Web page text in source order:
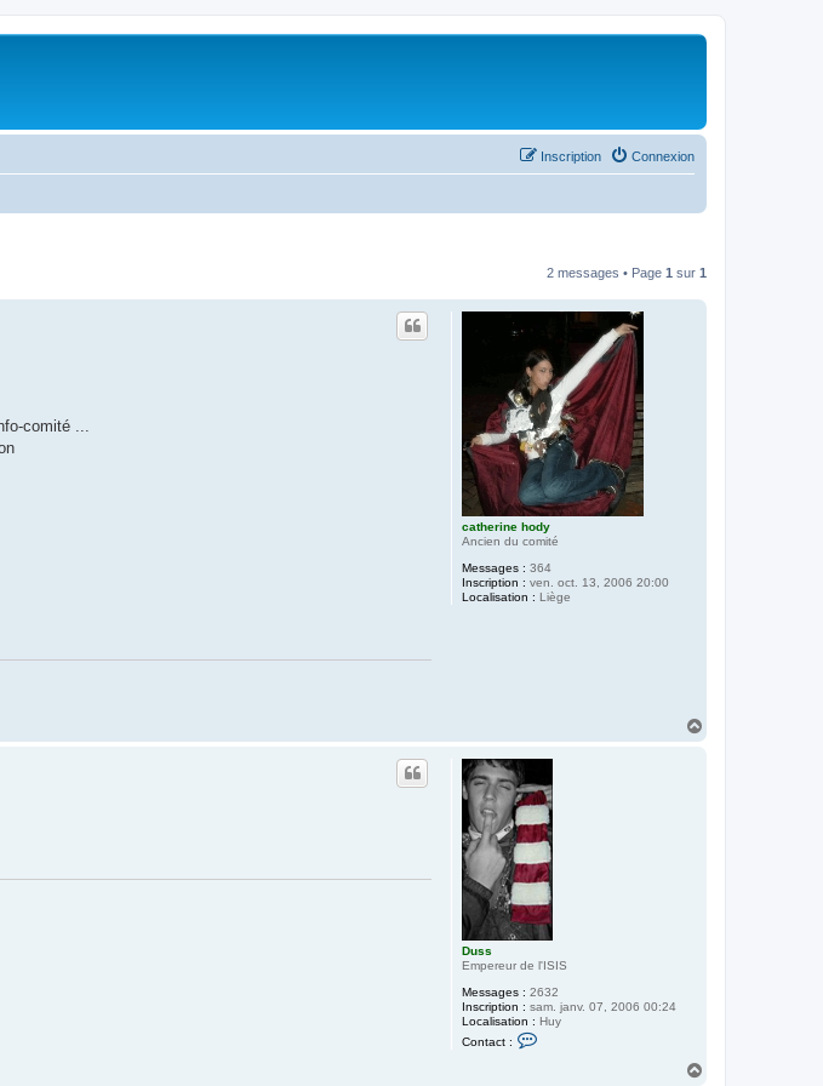
Connexion
Inscription
2 messages • Page 1 sur 1
catherine hody
Ancien du comité
Messages : 364
Inscription : ven. oct. 13, 2006 20:00
Localisation : Liège
comité ...
Duss
Empereur de l'ISIS
Messages : 2632
Inscription : sam. janv. 07, 2006 00:24
Localisation : Huy
Contact :